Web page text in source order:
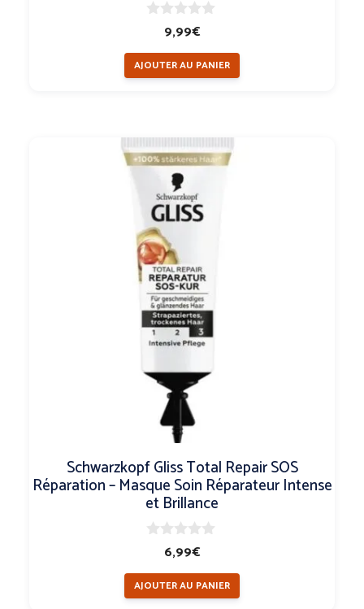
u
r
5
9,99€
AJOUTER AU PANIER
Schwarzkopf Gliss Total Repair SOS
Réparation – Masque Soin Réparateur Intense
et Brillance
u
r
5
6,99€
AJOUTER AU PANIER